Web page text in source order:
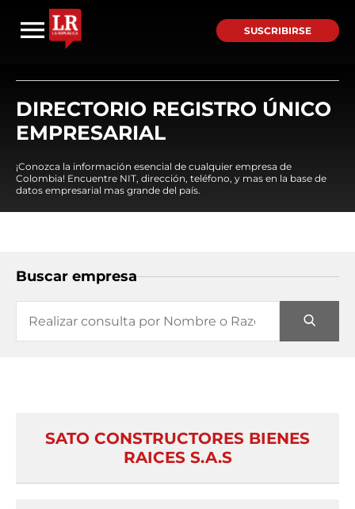
SUSCRIBIRSE
DIRECTORIO REGISTRO ÚNICO
EMPRESARIAL
¡Conozca la información esencial de cualquier empresa de
Colombia! Encuentre NIT, dirección, teléfono, y mas en la base de
datos empresarial mas grande del país.
Buscar empresa
SATO CONSTRUCTORES BIENES
RAICES S.A.S